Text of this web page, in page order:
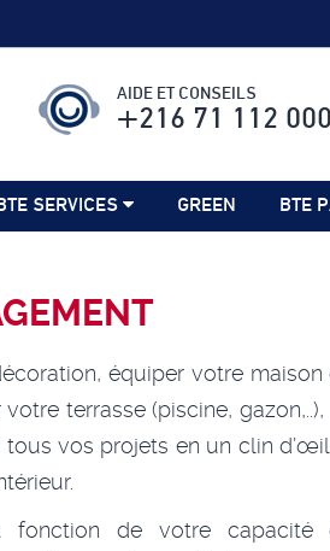
AIDE ET CONSEILS
+216 71 112 000
SERVICES GREEN BTE
équiper votre maison
terrasse (piscine,
vos projets en un clin
fonction de votre capacité